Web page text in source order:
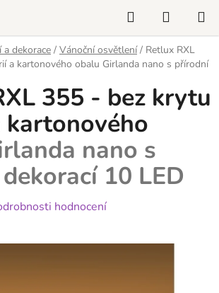
Hledat
KOŠÍK
dekorace / Vánoční osvětlení / Retlux RXL
a kartonového obalu Girlanda nano s přírodní
355 - bez krytu
nano s
10 LED
hodnocení